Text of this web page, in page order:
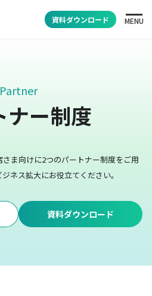
資料ダウンロード MENU
Partner
ナー制度
ま向けに2つのパートナー制度をご用
ネス拡大にお役立てください。
資料ダウンロード